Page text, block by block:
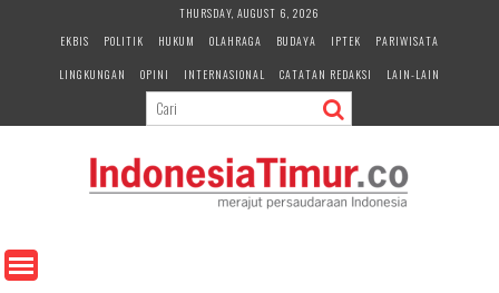
e
n
THURSDAY, AUGUST 6, 2026
EKBIS
POLITIK HUKUM OLAHRAGA BUDAYA IPTEK
PARIWISATA
LINGKUNGAN
OPINI INTERNASIONAL CATATAN REDAKSI LAIN-LAIN